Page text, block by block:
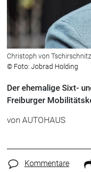
Christoph von Tschirschnitz
© Foto: Jobrad Holding
Der ehemalige Sixt-
Freiburger
von AUTOHAUS
Kommentare